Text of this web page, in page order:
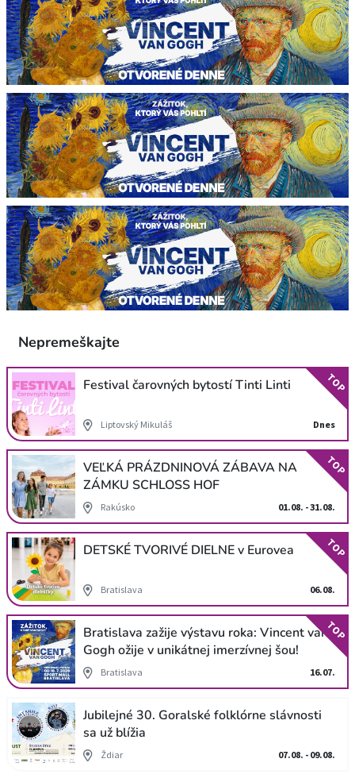
Nepremeškajte
Festival čarovných bytostí Tinti Linti
Liptovský Mikuláš Dnes
TOP
VEĽKÁ PRÁZDNINOVÁ ZÁBAVA NA
ZÁMKU SCHLOSS HOF
Rakúsko 01.08. - 31.08.
TOP
DETSKÉ TVORIVÉ DIELNE v Eurovea
Bratislava 06.08.
TOP
Bratislava zažije výstavu roka: Vincent van
Gogh ožije v unikátnej imerzívnej šou!
Bratislava 16.07.
TOP
Jubilejné 30. Goralské folklórne slávnosti
sa už blížia
Ždiar 07.08. - 09.08.